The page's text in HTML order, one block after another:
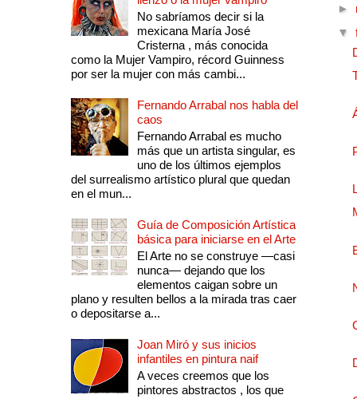
No sabríamos decir si la
mexicana María José
Cristerna , más conocida
como la Mujer Vampiro, récord Guinness
por ser la mujer con más cambi...
Fernando Arrabal nos habla del
caos
Fernando Arrabal es mucho
más que un artista singular, es
uno de los últimos ejemplos
del surrealismo artístico plural que quedan
en el mun...
Guía de Composición Artística
básica para iniciarse en el Arte
El Arte no se construye —casi
nunca— dejando que los
elementos caigan sobre un
plano y resulten bellos a la mirada tras caer
o depositarse a...
Joan Miró y sus inicios
infantiles en pintura naif
A veces creemos que los
pintores abstractos , los que
►
▼